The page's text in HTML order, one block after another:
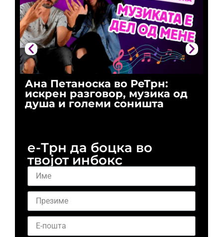
Ана Петаноска во РеТрн:
искрен разговор, музика од
душа и големи соништа
е-Трн да боцка во
твојот инбокс